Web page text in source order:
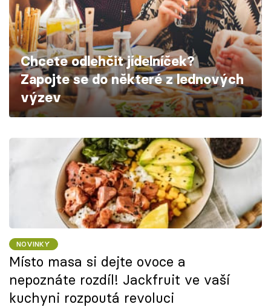
Škola vaření
Recepty z TV
Speciál: Cuketa
Těhotnej kuchař
Přihlášení
Sledujte nás
Chcete odlehčit jídelníček?
Zapojte se do některé z lednových
výzev
NOVINKY
Místo masa si dejte ovoce a
nepoznáte rozdíl! Jackfruit ve vaší
kuchyni rozpoutá revoluci